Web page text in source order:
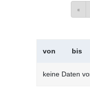
«
von bis
keine Daten